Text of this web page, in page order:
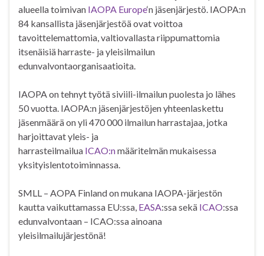
alueella toimivan IAOPA Europe‘n jäsenjärjestö. IAOPA:n
84 kansallista jäsenjärjestöä ovat voittoa
tavoittelemattomia, valtiovallasta riippumattomia
itsenäisiä harraste- ja yleisilmailun
edunvalvontaorganisaatioita.
IAOPA on tehnyt työtä siviili-ilmailun puolesta jo lähes
50 vuotta. IAOPA:n jäsenjärjestöjen yhteenlaskettu
jäsenmäärä on yli 470 000 ilmailun harrastajaa, jotka
harjoittavat yleis- ja
harrasteilmailua ICAO:nmääritelmän mukaisessa
yksityislentotoiminnassa.
SMLL – AOPA Finland on mukana IAOPA-järjestön
kautta vaikuttamassa EU:ssa, EASA:ssa sekä ICAO:ssa
edunvalvontaan – ICAO:ssa ainoana
yleisilmailujärjestönä!